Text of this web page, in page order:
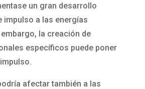
un gran desarrollo
impulso a las energías
la creación de
específicos puede poner
afectar también a las